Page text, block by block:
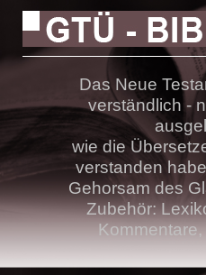
Das Neue
verständlich -
wie die
verstanden
Gehorsam des
Zubehör: